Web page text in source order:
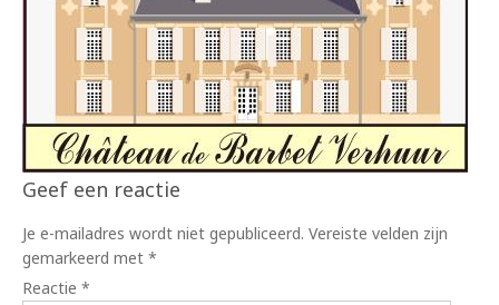
Geef een reactie
Je e-mailadres wordt niet gepubliceerd. Vereiste velden zijn
gemarkeerd met *
Reactie *